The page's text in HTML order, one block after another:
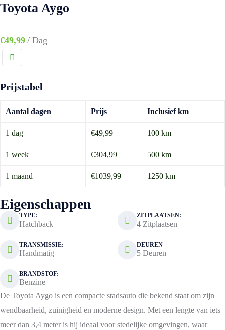
Toyota Aygo
€49,99 / Dag
Prijstabel
Aantal dagen Prijs Inclusief km
1 dag €49,99 100 km
1 week €304,99 500 km
1 maand €1039,99 1250 km
Eigenschappen
TYPE:
Hatchback
ZITPLAATSEN:
4 Zitplaatsen
TRANSMISSIE:
Handmatig
DEUREN
5 Deuren
BRANDSTOF:
Benzine
De Toyota Aygo is een compacte stadsauto die bekend staat om zijn
wendbaarheid, zuinigheid en moderne design. Met een lengte van iets
meer dan 3,4 meter is hij ideaal voor stedelijke omgevingen, waar